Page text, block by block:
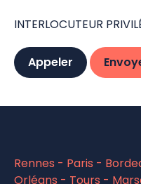
INTERLOCUTEUR
Appeler
Rennes - Paris -
Orléans - Tours -